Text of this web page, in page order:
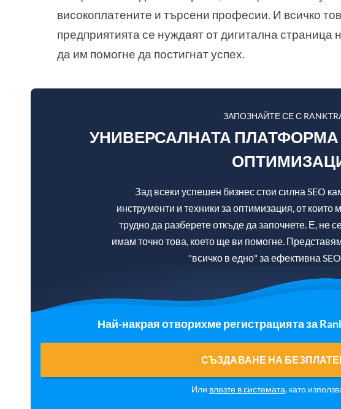
високоплатените и търсени професии. И всичко
предприятията се нуждаят от дигитална страница
да им помогне да постигнат успех.
ЗАПОЗНАЙТЕ СЕ С
УНИВЕРСАЛНАТА ПЛАТФОРМА
Зад всеки успешен бизнес стои силна SEO
инструменти и техники за оптимизация, от
трудно да разберете откъде да започнете. Е, не
имам точно това, което ще ви помогне.
"всичко в едно" за ефективна
Най-накрая отворихме регистрацията за
СЪЗДАВАНЕ НА
Или влезте в системата, като